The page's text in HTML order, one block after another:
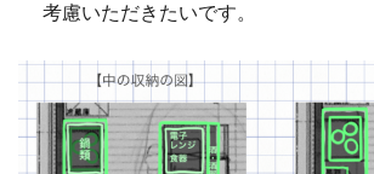
考慮いただきたいです。